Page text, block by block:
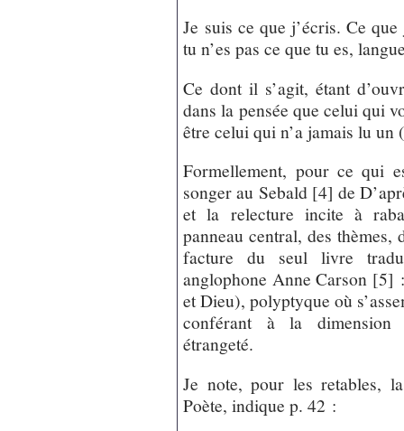
Je suis ce que j’écris. Ce
tu n’es pas ce que tu es,
Ce dont il s’agit, étant
dans la pensée que celui qui
être celui qui n’a jamais lu
Formellement, pour ce qui
songer au Sebald [4] de
et la relecture incite à
panneau central, des
facture du seul livre
anglophone Anne Carson [5]
et Dieu), polyptyque où
conférant à la dimension
étrangeté.
Je note, pour les retables,
Poète, indique p. 42 :